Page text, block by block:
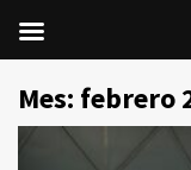
contenido
Mes: febrero